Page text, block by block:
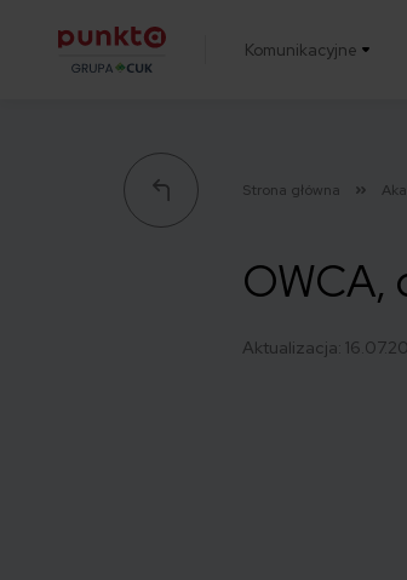
Komunikacyjne
Strona główna
OWCA,
Aktualizacja: